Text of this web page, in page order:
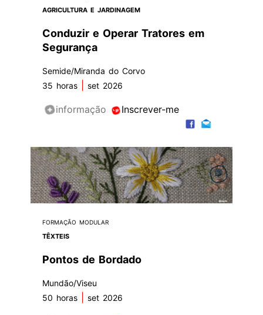
AGRICULTURA E JARDINAGEM
Conduzir e Operar Tratores em
Segurança
Semide/Miranda do Corvo
35 horas
set 2026
informação Inscrever-me
FORMAÇÃO MODULAR
TÊXTEIS
Pontos de Bordado
Mundão/Viseu
50 horas
set 2026